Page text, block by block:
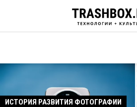
ИСТОРИЯ РАЗВИТИЯ ФОТОГРАФИИ